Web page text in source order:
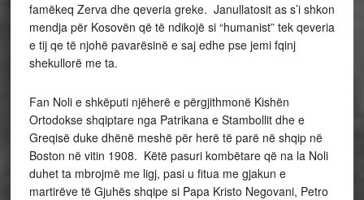
famëkeq Zerva dhe qeveria greke. Janullatosit as s’i shkon
mendja për Kosovën që të ndikojë si “humanist” tek qeveria
e tij qe të njohë pavarësinë e saj edhe pse jemi fqinj
shekullorë me ta.
Fan Noli e shkëputi njëherë e përgjithmonë Kishën
Ortodokse shqiptare nga Patrikana e Stambollit dhe e
Greqisë duke dhënë meshë për herë të parë në shqip në
Boston në vitin 1908. Këtë pasuri kombëtare që na la Noli
duhet ta mbrojmë me ligj, pasi u fitua me gjakun e
martirëve të Gjuhës shqipe si Papa Kristo Negovani, Petro